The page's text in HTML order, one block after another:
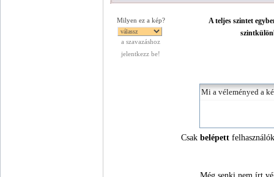
Milyen ez a kép?
a szavazáshoz
jelentkezz be!
A teljes szintet
Csakbelépett